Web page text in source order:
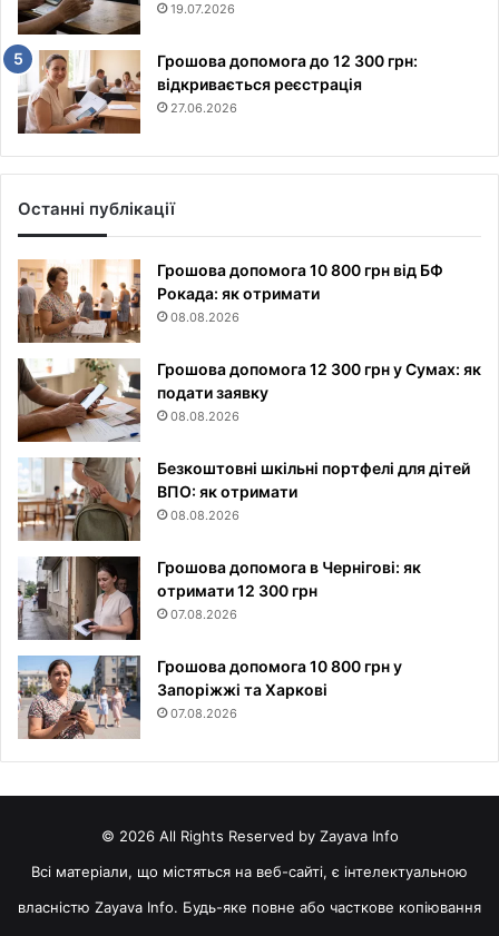
19.07.2026
Грошова допомога до 12 300 грн:
відкривається реєстрація
27.06.2026
Останні публікації
Грошова допомога 10 800 грн від БФ
Рокада: як отримати
08.08.2026
Грошова допомога 12 300 грн у Сумах: як
подати заявку
08.08.2026
Безкоштовні шкільні портфелі для дітей
ВПО: як отримати
08.08.2026
Грошова допомога в Чернігові: як
отримати 12 300 грн
07.08.2026
Грошова допомога 10 800 грн у
Запоріжжі та Харкові
07.08.2026
© 2026 All Rights Reserved by Zayava Info
Всі матеріали, що містяться на веб-сайті, є інтелектуальною
власністю Zayava Info. Будь-яке повне або часткове копіювання